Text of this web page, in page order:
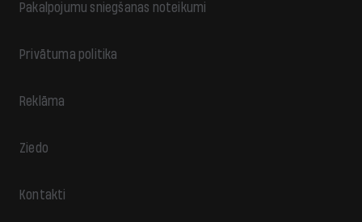
Pakalpojumu sniegšanas noteikumi
Privātuma politika
Reklāma
Ziedo
Kontakti